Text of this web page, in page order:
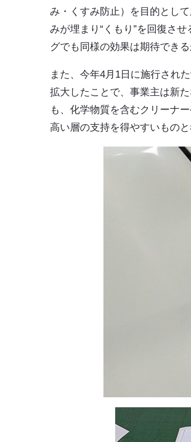
み・くすみ防止）を目的とし
みが埋まり“くもり”を回復さ
グでも同様の効果は期待でき
また、今年4月1日に施行され
拡大したことで、事業主は新
も、化学物質を含むクリーナ
高い層の支持を得やすいものと